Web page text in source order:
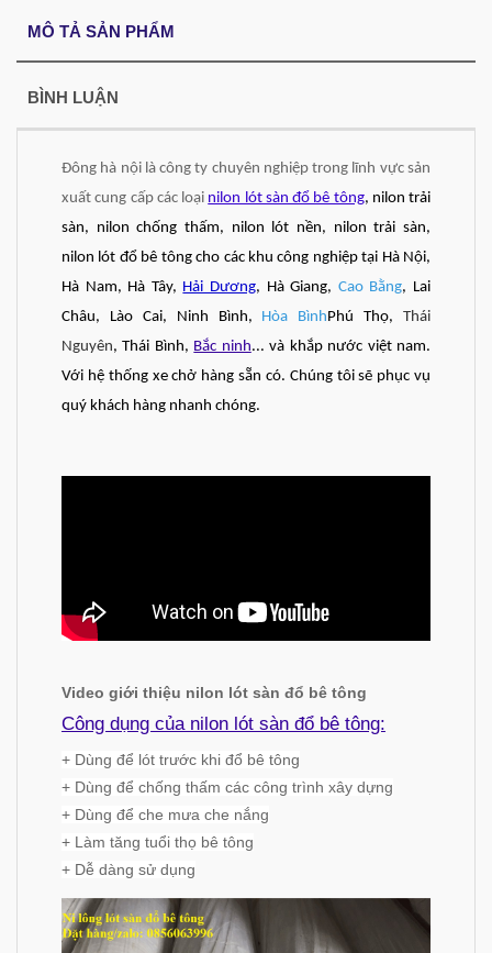
MÔ TẢ SẢN PHẨM
BÌNH LUẬN
Đông hà nội là công ty chuyên nghiệp trong lĩnh vực sản
xuất cung cấp các loại nilon lót sàn đổ bê tông, nilon trải
sàn, nilon chống thấm, nilon lót nền, nilon trải sàn,
nilon lót đổ bê tông cho các khu công nghiệp tại Hà Nội,
Hà Nam, Hà Tây, Hải Dương, Hà Giang, Cao Bằng, Lai
Châu, Lào Cai, Ninh Bình, Hòa BìnhPhú Thọ, Thái
Nguyên, Thái Bình, Bắc ninh... và khắp nước việt nam.
Với hệ thống xe chở hàng sẵn có. Chúng tôi sẽ phục vụ
quý khách hàng nhanh chóng.
Video giới thiệu nilon lót sàn đổ bê tông
Công dụng của nilon lót sàn đổ bê tông:
+ Dùng để lót trước khi đổ bê tông
+ Dùng để chống thấm các công trình xây dựng
+ Dùng để che mưa che nắng
+ Làm tăng tuổi thọ bê tông
+ Dễ dàng sử dụng